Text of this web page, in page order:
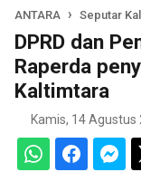
ANTARA Seputar
DPRD dan
Raperda
Kaltimtara
Kamis, 14 Agustus